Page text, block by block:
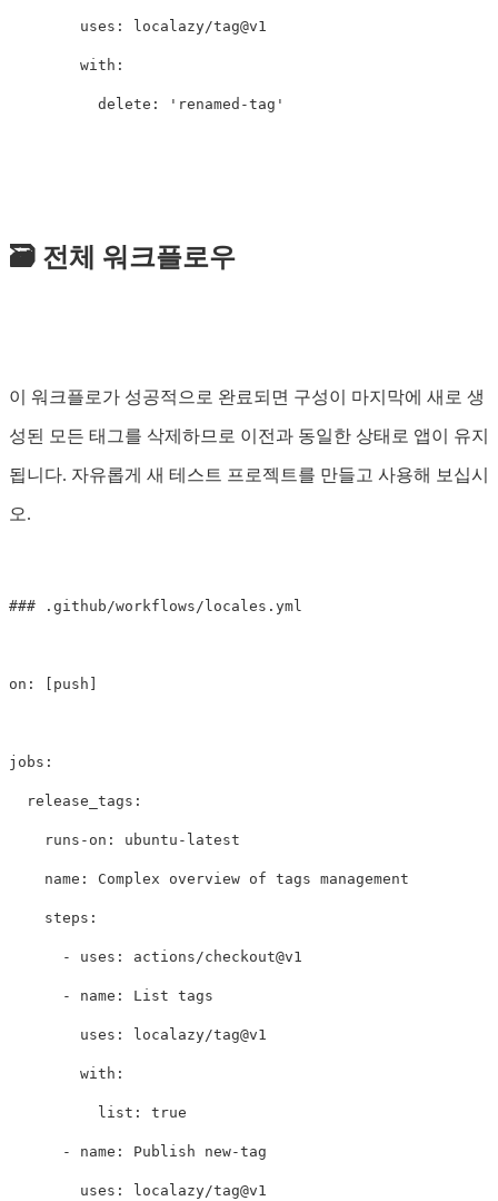
uses : localazy/tag@v1
with :
delete : ' renamed-tag'
🗃️ 전체 워크플로우
이 워크플로가 성공적으로 완료되면 구성이 마지막에 새로 생
성된 모든 태그를 삭제하므로 이전과 동일한 상태로 앱이 유지
됩니다. 자유롭게 새 테스트 프로젝트를 만들고 사용해 보십시
오.
### .github/workflows/locales.yml
on : push
jobs :
release_tags :
runs-on : ubuntu-latest
name : Complex overview of tags management
steps :
- uses : actions/checkout@v1
- name : List tags
uses : localazy/tag@v1
with :
list : true
- name : Publish new-tag
uses : localazy/tag@v1